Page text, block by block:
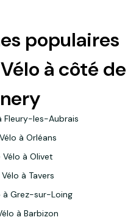
populaires
à côté de
Fleury-les-Aubrais
à Orléans
à Olivet
à Tavers
à Grez-sur-Loing
à Barbizon